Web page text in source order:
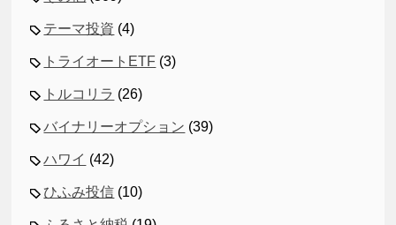
テーマ投資 (4)
トライオートETF (3)
トルコリラ (26)
バイナリーオプション (39)
ハワイ (42)
ひふみ投信 (10)